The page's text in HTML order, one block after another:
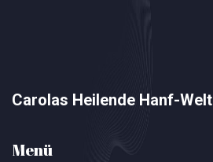
Carolas Heilende Hanf-Welt
Menü